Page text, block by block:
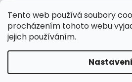
Tento web používá soubory
procházením tohoto webu
jejich používáním.
Nastavení